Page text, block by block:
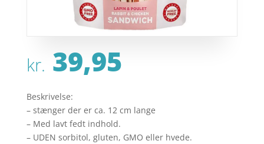
kr. 39,95
Beskrivelse:
– stænger der er ca. 12 cm lange
– Med lavt fedt indhold.
– UDEN sorbitol, gluten, GMO eller hvede.